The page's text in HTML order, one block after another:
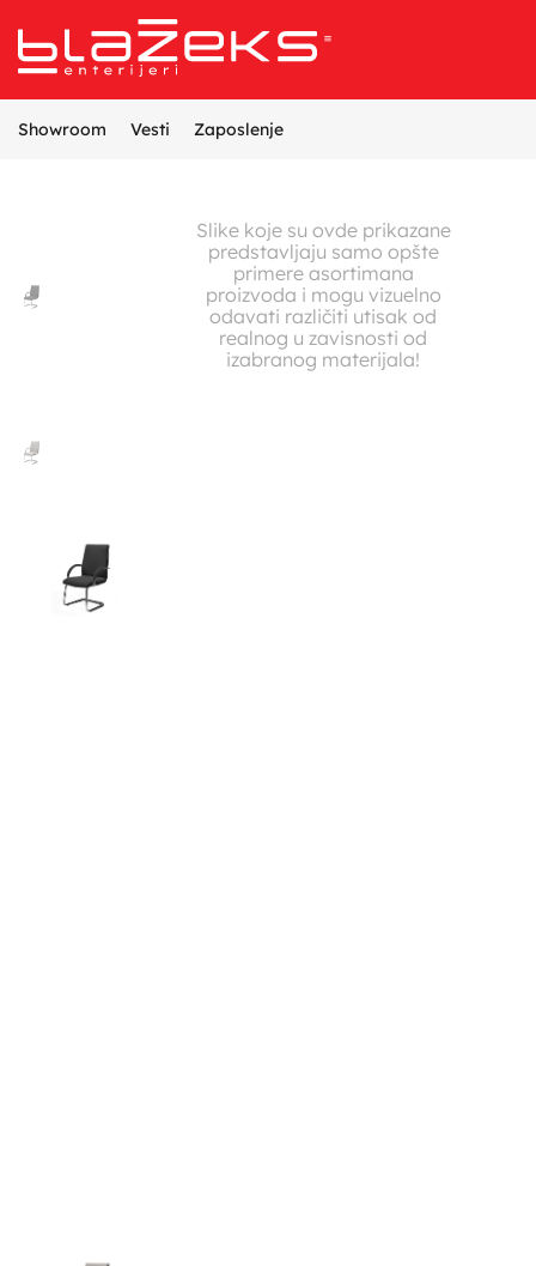
Showroom Vesti Zaposlenje
Slike koje su ovde prikazane
predstavljaju samo opšte
primere asortimana
proizvoda i mogu vizuelno
odavati različiti utisak od
realnog u zavisnosti od
izabranog materijala!